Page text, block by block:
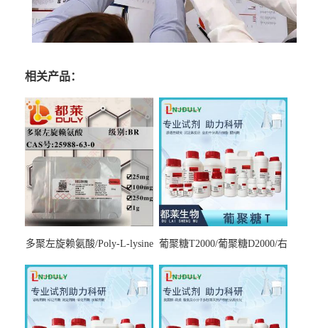
相关产品：
多聚左旋赖氨酸/Poly-L-lysine
7000，分子量7000-15000，分
子量2万～4万，分子量3～7
万，分子量7～15万，分子量
葡聚糖T2000/葡聚糖D2000/右